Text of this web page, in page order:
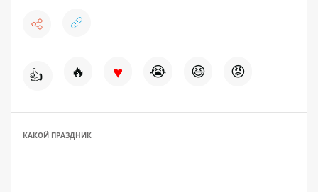
👍 🔥 ♥ 😭 😆 😡
КАКОЙ ПРАЗДНИК